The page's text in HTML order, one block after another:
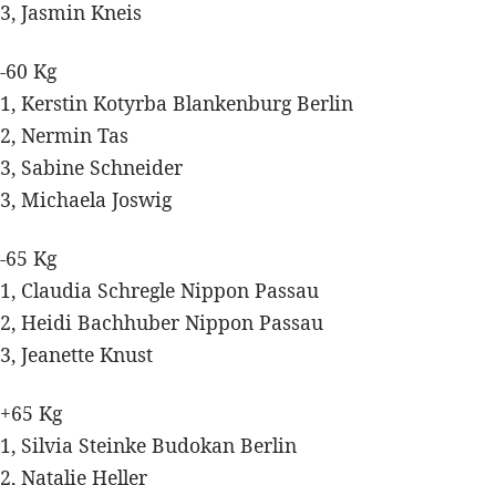
3, Jasmin Kneis
-60 Kg
1, Kerstin Kotyrba Blankenburg Berlin
2, Nermin Tas
3, Sabine Schneider
3, Michaela Joswig
-65 Kg
1, Claudia Schregle Nippon Passau
2, Heidi Bachhuber Nippon Passau
3, Jeanette Knust
+65 Kg
1, Silvia Steinke Budokan Berlin
2, Natalie Heller